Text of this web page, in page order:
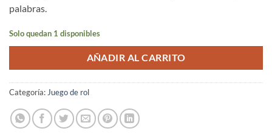
palabras.
Solo quedan 1 disponibles
AÑADIR AL CARRITO
Categoría: Juego de rol